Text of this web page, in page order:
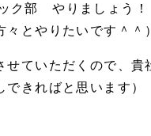
部 やりましょう！
とやりたいです＾＾
ていただくので、
きればと思います）